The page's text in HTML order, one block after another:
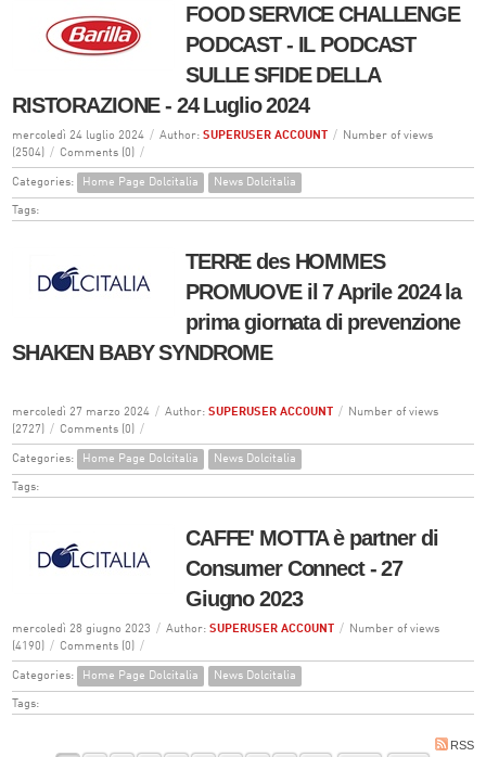
FOOD SERVICE CHALLENGE
PODCAST - IL PODCAST
SULLE SFIDE DELLA
RISTORAZIONE - 24 Luglio 2024
mercoledì 24 luglio 2024 / Author: SUPERUSER ACCOUNT /
Number of views
(2504)
/ Comments (0) /
Categories: Home Page Dolcitalia News Dolcitalia
Tags:
TERRE des HOMMES
PROMUOVE il 7 Aprile 2024 la
prima giornata di prevenzione
SHAKEN BABY SYNDROME
mercoledì 27 marzo 2024 / Author: SUPERUSER ACCOUNT /
Number of views
(2727)
/ Comments (0) /
Categories: Home Page Dolcitalia News Dolcitalia
Tags:
CAFFE' MOTTA è partner di
Consumer Connect - 27
Giugno 2023
mercoledì 28 giugno 2023 / Author: SUPERUSER ACCOUNT /
Number of views
(4190)
/ Comments (0) /
Categories: Home Page Dolcitalia News Dolcitalia
Tags:
RSS